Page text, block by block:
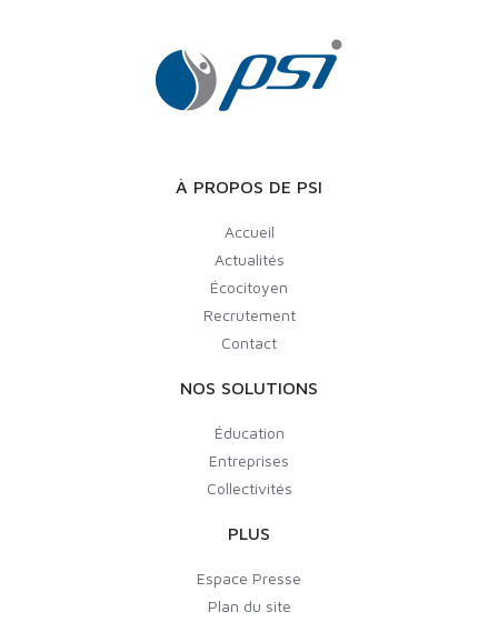
À PROPOS DE PSI
Accueil
Actualités
Écocitoyen
Recrutement
Contact
NOS SOLUTIONS
Éducation
Entreprises
Collectivités
PLUS
Espace Presse
Plan du site